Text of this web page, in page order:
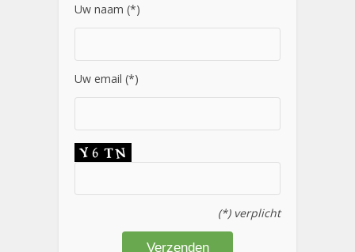
Uw naam (*)
Uw email (*)
(*) verplicht